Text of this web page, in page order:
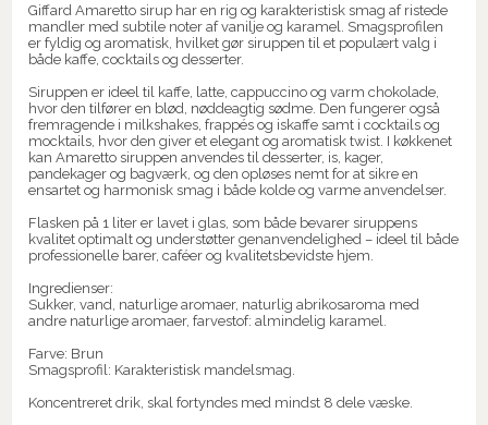
Giffard Amaretto sirup har en rig og karakteristisk smag af ristede
mandler med subtile noter af vanilje og karamel. Smagsprofilen
er fyldig og aromatisk, hvilket gør siruppen til et populært valg i
både kaffe, cocktails og desserter.
Siruppen er ideel til kaffe, latte, cappuccino og varm chokolade,
hvor den tilfører en blød, nøddeagtig sødme. Den fungerer også
fremragende i milkshakes, frappés og iskaffe samt i cocktails og
mocktails, hvor den giver et elegant og aromatisk twist. I køkkenet
kan Amaretto siruppen anvendes til desserter, is, kager,
pandekager og bagværk, og den opløses nemt for at sikre en
ensartet og harmonisk smag i både kolde og varme anvendelser.
Flasken på 1 liter er lavet i glas, som både bevarer siruppens
kvalitet optimalt og understøtter genanvendelighed – ideel til både
professionelle barer, caféer og kvalitetsbevidste hjem.
Ingredienser:
Sukker, vand, naturlige aromaer, naturlig abrikosaroma med
andre naturlige aromaer, farvestof: almindelig karamel.
Farve: Brun
Smagsprofil: Karakteristisk mandelsmag.
Koncentreret drik, skal fortyndes med mindst 8 dele væske.